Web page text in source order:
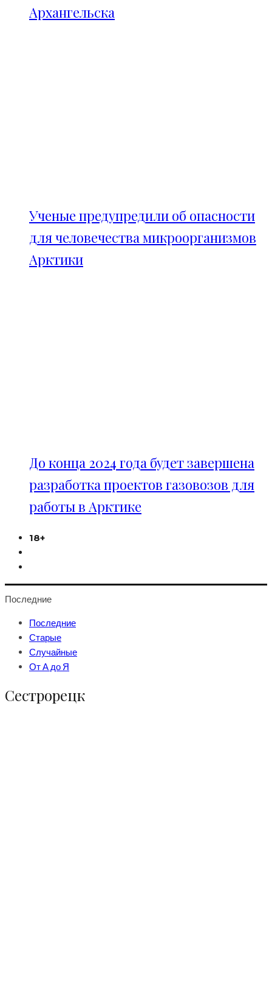
Архангельска
Ученые предупредили об опасности
для человечества микроорганизмов
Арктики
До конца 2024 года будет завершена
разработка проектов газовозов для
работы в Арктике
18+
Последние
Последние
Старые
Случайные
От А до Я
Сестрорецк